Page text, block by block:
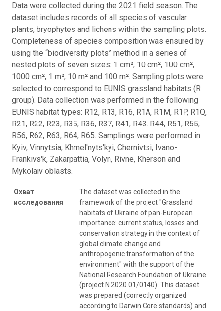
Data were collected during the 2021 field season. The
dataset includes records of all species of vascular
plants, bryophytes and lichens within the sampling plots.
Completeness of species composition was ensured by
using the “biodiversity plots” method in a series of
nested plots of seven sizes: 1 cm²; 10 cm², 100 cm²,
1000 cm², 1 m², 10 m² and 100 m². Sampling plots were
selected to correspond to EUNIS grassland habitats (R
group). Data collection was performed in the following
EUNIS habitat types: R12, R13, R16, R1A, R1M, R1P, R1Q,
R21, R22, R23, R35, R36, R37, R41, R43, R44, R51, R55,
R56, R62, R63, R64, R65. Samplings were performed in
Kyiv, Vinnytsia, Khmel'nyts'kyi, Chernivtsi, Ivano-
Frankivs'k, Zakarpattia, Volyn, Rivne, Kherson and
Mykolaiv oblasts.
Охват
исследования
The dataset was collected in the
framework of the project "Grassland
habitats of Ukraine of pan-European
importance: current status, losses and
conservation strategy in the context of
global climate change and
anthropogenic transformation of the
environment" with the support of the
National Research Foundation of Ukraine
(project N 2020.01/0140). This dataset
was prepared (correctly organized
according to Darwin Core standards) and